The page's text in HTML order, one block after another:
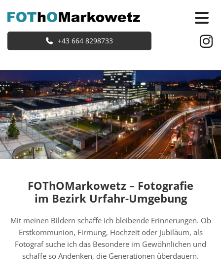
+43 664 8298733
FOThOMarkowetz – Fotografie
im Bezirk Urfahr-Umgebung
Mit meinen Bildern schaffe ich bleibende Erinnerungen. Ob
Erstkommunion, Firmung, Hochzeit oder Jubiläum, als
Fotograf suche ich das Besondere im Gewöhnlichen und
schaffe so Andenken, die Generationen überdauern.